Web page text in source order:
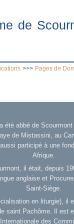
de
>>> Pages de
été abbé de
de Mistassini, au
participé à une
Afrique.
il était, depuis
anglaise et
Saint-Siège.
en liturgie), il
saint Pachôme. Il est
des